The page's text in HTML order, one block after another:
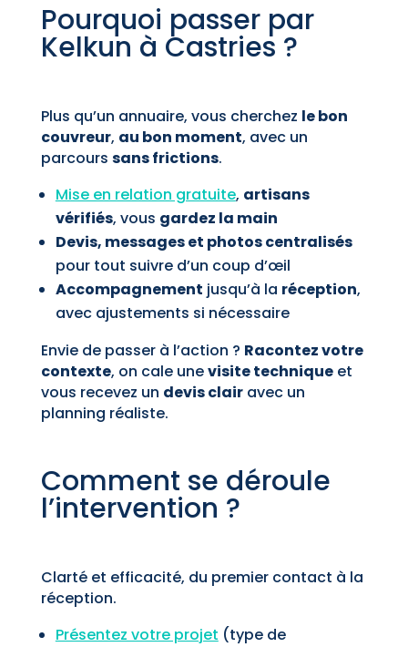
Pourquoi passer par
Kelkun à Castries ?
Plus qu’un annuaire, vous cherchez le bon
couvreur, au bon moment, avec un
parcours sans frictions.
Mise en relation gratuite, artisans
vérifiés, vous gardez la main
Devis, messages et photos centralisés
pour tout suivre d’un coup d’œil
Accompagnement jusqu’à la réception,
avec ajustements si nécessaire
Envie de passer à l’action ? Racontez votre
contexte, on cale unevisite techniqueet
vous recevez un devis clairavec un
planning réaliste.
Comment se déroule
l’intervention ?
Clarté et efficacité, du premier contact à la
réception.
Présentez votre projet (type de